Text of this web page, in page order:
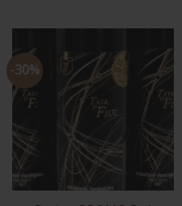
-30%